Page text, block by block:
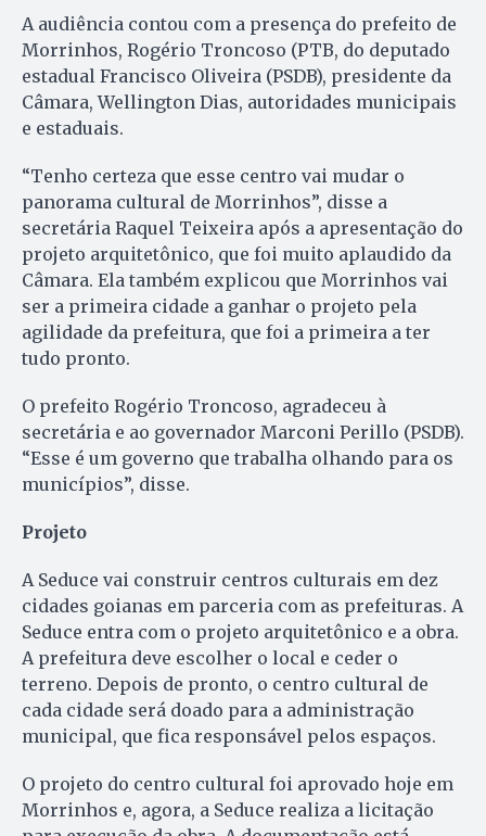
A audiência contou com a presença do prefeito de
Morrinhos, Rogério Troncoso (PTB, do deputado
estadual Francisco Oliveira (PSDB), presidente da
Câmara, Wellington Dias, autoridades municipais
e estaduais.
“Tenho certeza que esse centro vai mudar o
panorama cultural de Morrinhos”, disse a
secretária Raquel Teixeira após a apresentação do
projeto arquitetônico, que foi muito aplaudido da
Câmara. Ela também explicou que Morrinhos vai
ser a primeira cidade a ganhar o projeto pela
agilidade da prefeitura, que foi a primeira a ter
tudo pronto.
O prefeito Rogério Troncoso, agradeceu à
secretária e ao governador Marconi Perillo (PSDB).
“Esse é um governo que trabalha olhando para os
municípios”, disse.
Projeto
A Seduce vai construir centros culturais em dez
cidades goianas em parceria com as prefeituras. A
Seduce entra com o projeto arquitetônico e a obra.
A prefeitura deve escolher o local e ceder o
terreno. Depois de pronto, o centro cultural de
cada cidade será doado para a administração
municipal, que fica responsável pelos espaços.
O projeto do centro cultural foi aprovado hoje em
Morrinhos e, agora, a Seduce realiza a licitação